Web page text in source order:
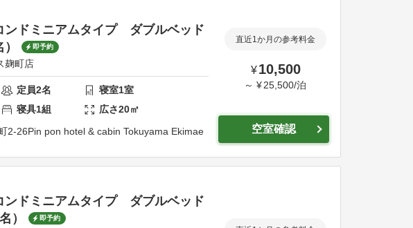
ンドミニアムタイプ ダブルベッド
即予約
麹町店
定員2名 寝室1室
寝具1組 広さ20㎡
2-26Pin pon hotel & cabin Tokuyama Ekimae
直近1か月の参考料金
¥ 10,500
～ ¥ 25,500/泊
空室確認
ンドミニアムタイプ ダブルベッド
）
即予約